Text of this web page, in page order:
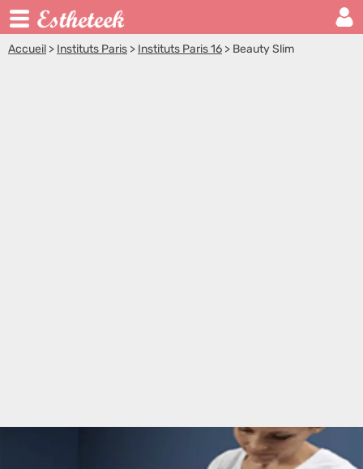
Accueil > Instituts Paris > Instituts Paris 16 > Beauty Slim